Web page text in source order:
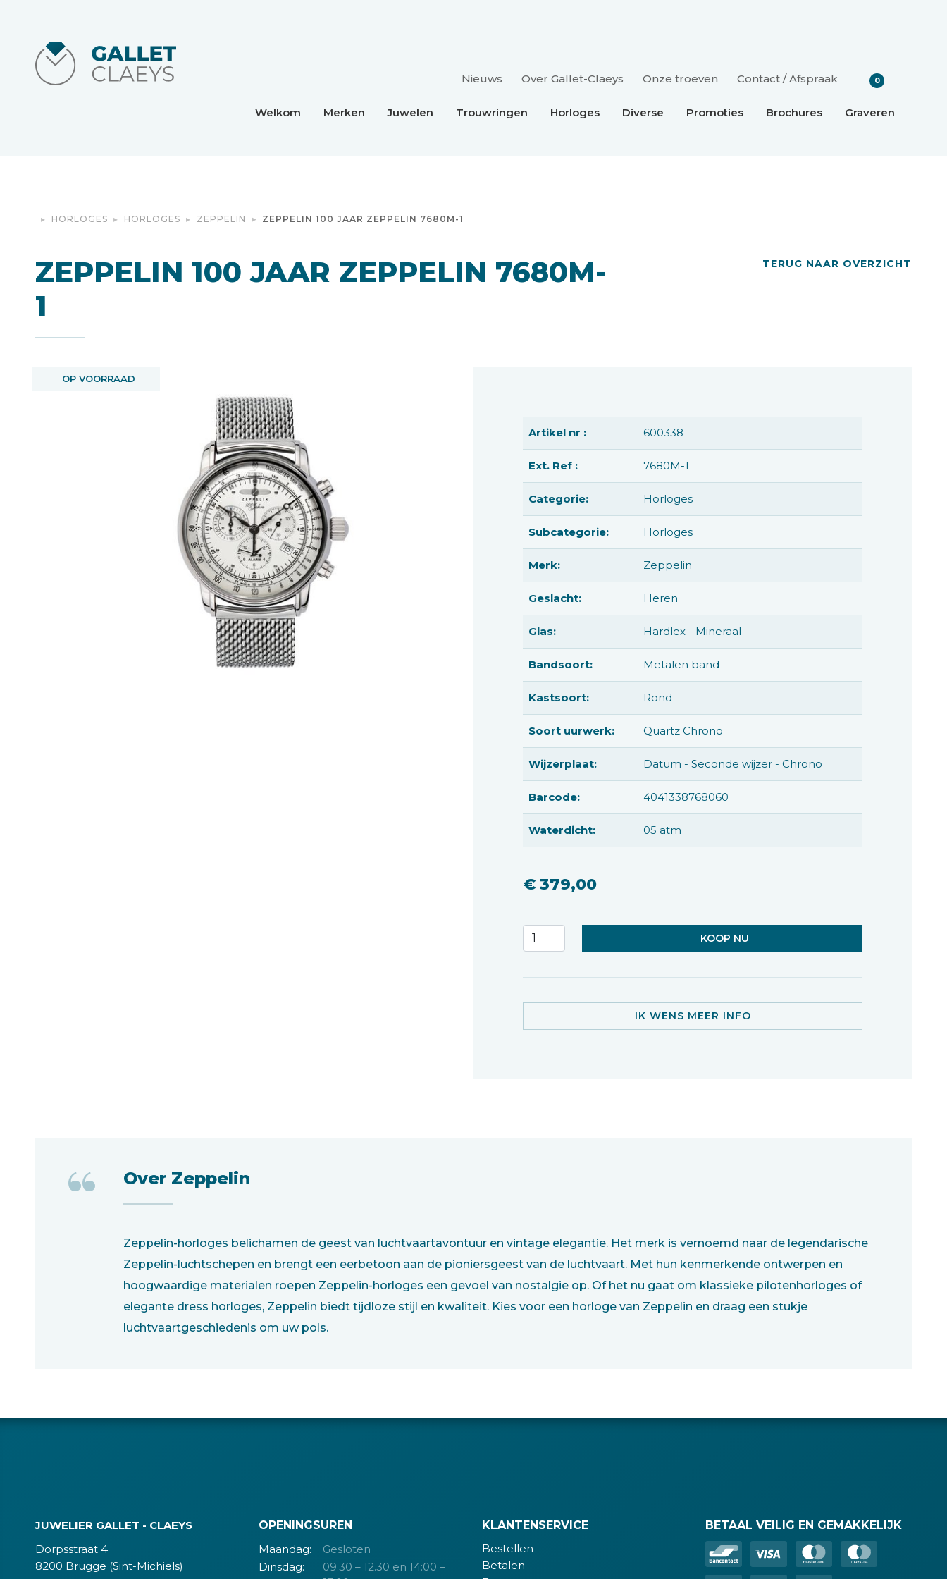
Nieuws Over Gallet-Claeys Onze troeven Contact / Afspraak 0
Welkom Merken Juwelen Trouwringen Horloges Diverse Promoties Brochures Graveren
HORLOGES HORLOGES ZEPPELIN ZEPPELIN 100 JAAR ZEPPELIN 7680M-1
ZEPPELIN 100 JAAR ZEPPELIN 7680M-
1
TERUG NAAR OVERZICHT
OP VOORRAAD
Artikel nr : 600338
Ext. Ref : 7680M-1
Categorie: Horloges
Subcategorie: Horloges
Merk: Zeppelin
Geslacht: Heren
Glas: Hardlex - Mineraal
Bandsoort: Metalen band
Kastsoort: Rond
Soort uurwerk: Quartz Chrono
Wijzerplaat: Datum - Seconde wijzer - Chrono
Barcode: 4041338768060
Waterdicht: 05 atm
€ 379,00
KOOP NU
IK WENS MEER INFO
“ Over Zeppelin
Zeppelin-horloges belichamen de geest van luchtvaartavontuur en vintage elegantie. Het merk is vernoemd naar de legendarische
Zeppelin-luchtschepen en brengt een eerbetoon aan de pioniersgeest van de luchtvaart. Met hun kenmerkende ontwerpen en
hoogwaardige materialen roepen Zeppelin-horloges een gevoel van nostalgie op. Of het nu gaat om klassieke pilotenhorloges of
elegante dress horloges, Zeppelin biedt tijdloze stijl en kwaliteit. Kies voor een horloge van Zeppelin en draag een stukje
luchtvaartgeschiedenis om uw pols.
JUWELIER GALLET - CLAEYS
Dorpsstraat 4
8200 Brugge (Sint-Michiels)
OPENINGSUREN
Maandag:
Gesloten
Dinsdag:
09.30 – 12.30 en 14:00 –
KLANTENSERVICE
Bestellen
Betalen
BETAAL VEILIG EN GEMAKKELIJK